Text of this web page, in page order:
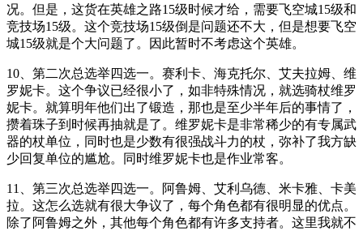
况。但是，这货在英雄之路15级时候才给，需要飞空城15级和
竞技场15级。这个竞技场15级倒是问题还不大，但是想要飞空
城15级就是个大问题了。因此暂时不考虑这个英雄。
10、第二次总选举四选一。赛利卡、海克托尔、艾夫拉姆、维
罗妮卡。这个争议已经很小了，如非特殊情况，就选骑杖维罗
妮卡。就算明年他们出了锻造，那也是至少半年后的事情了，
攒着珠子到时候再抽就是了。维罗妮卡是非常稀少的有专属武
器的杖单位，同时也是少数有很强战斗力的杖，弥补了我方缺
少回复单位的尴尬。同时维罗妮卡也是作业常客。
11、第三次总选举四选一。阿鲁姆、艾利乌德、米卡雅、卡美
拉。这怎么选就有很大争议了，每个角色都有很明显的优点。
除了阿鲁姆之外，其他每个角色都有许多支持者。这里我就不